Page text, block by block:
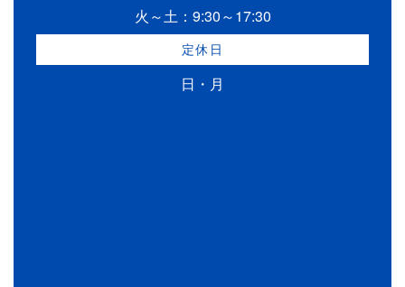
火～土：9:30～17:30
定休日
日・月